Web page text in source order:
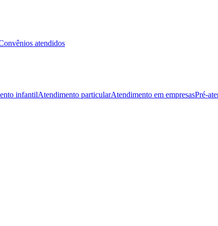
atendidos
infantilAtendimento particularAtendimento em empresasPré-